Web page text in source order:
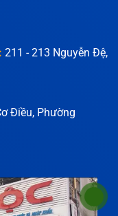
211 - 213 Nguyễn Đệ,
Điều, Phường